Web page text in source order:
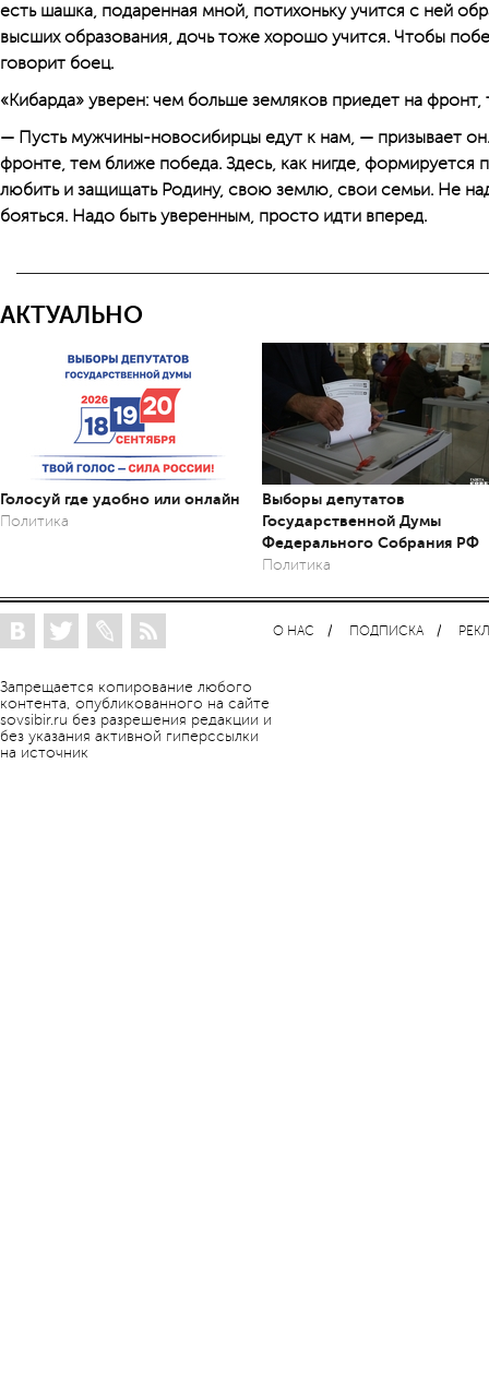
есть шашка, подаренная мной, потихоньку учится с ней
высших образования, дочь тоже хорошо учится. Чтобы
говорит боец.
«Кибарда» уверен: чем больше земляков приедет на
— Пусть мужчины-новосибирцы едут к нам, — призывает
фронте, тем ближе победа. Здесь, как нигде, формируется
любить и защищать Родину, свою землю, свои семьи. Не
бояться. Надо быть уверенным, просто идти вперед.
АКТУАЛЬНО
Голосуй где удобно или онлайн
Политика
Выборы депутатов
Государственной Думы
Федерального Собрания РФ
Политика
Запрещается копирование любого
контента, опубликованного на сайте
sovsibir.ru без разрешения редакции и
без указания активной гиперссылки
на источник
О НАС ПОДПИСКА